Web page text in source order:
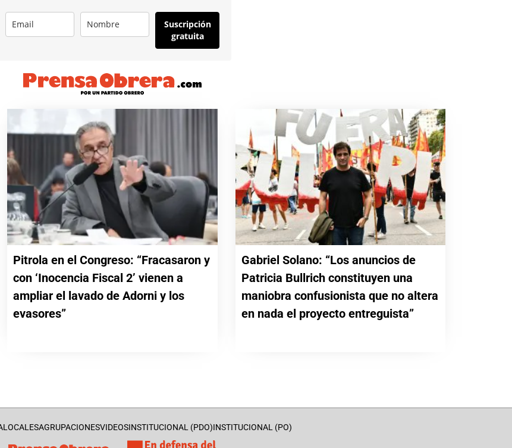
Suscripción
gratuita
Pitrola en el Congreso: “Fracasaron y
con ‘Inocencia Fiscal 2’ vienen a
ampliar el lavado de Adorni y los
evasores”
Gabriel Solano: “Los anuncios de
Patricia Bullrich constituyen una
maniobra confusionista que no altera
en nada el proyecto entreguista”
LOCALESAGRUPACIONESVIDEOSINSTITUCIONAL (PDO)INSTITUCIONAL (PO)